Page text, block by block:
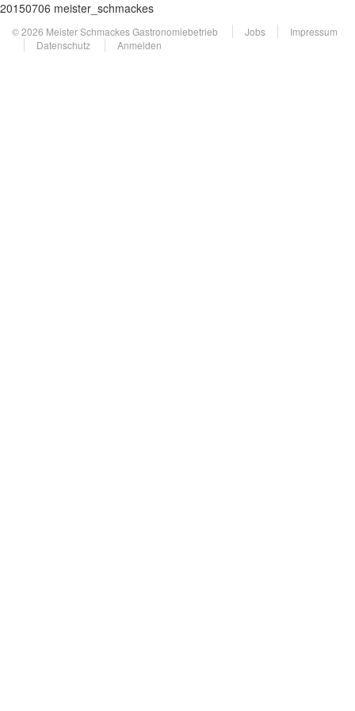
20150706 meister_schmackes
© 2026 Meister Schmackes Gastronomiebetrieb Jobs
Impressum
Datenschutz
Anmelden